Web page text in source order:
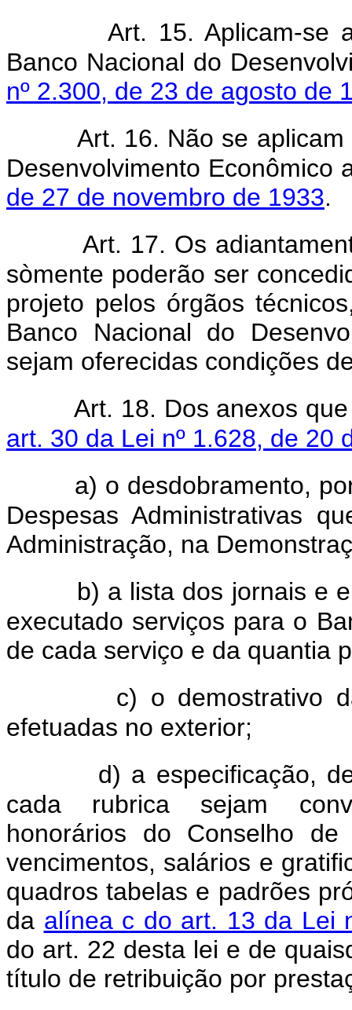
Art. 15. Aplicam-se
Banco Nacional do
nº 2.300, de 23 de agosto de
Art. 16. Não se
Desenvolvimento Econômico
de 27 de novembro de 1933.
Art. 17. Os
sòmente poderão ser
projeto pelos órgãos
Banco Nacional do
sejam oferecidas condições
Art. 18. Dos anexos
art. 30 da Lei nº 1.628, de 20
a) o desdobramento,
Despesas Administrativas
Administração, na
b) a lista dos jornais e
executado serviços para o
de cada serviço e da quantia
c) o demostrativo
efetuadas no exterior;
d) a especificação,
cada rubrica sejam
honorários do Conselho
vencimentos, salários e
quadros tabelas e padrões
da alínea c do art. 13 da Lei
do art. 22 desta lei e de
título de retribuição por